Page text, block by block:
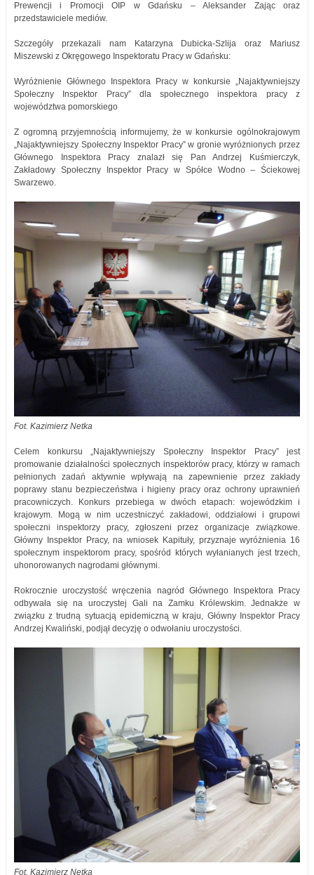
Prewencji i Promocji OIP w Gdańsku – Aleksander Zając oraz
przedstawiciele mediów.
Szczegóły przekazali nam Katarzyna Dubicka-Szlija oraz Mariusz
Miszewski z Okręgowego Inspektoratu Pracy w Gdańsku:
Wyróżnienie Głównego Inspektora Pracy w konkursie „Najaktywniejszy
Społeczny Inspektor Pracy” dla społecznego inspektora pracy z
województwa pomorskiego
Z ogromną przyjemnością informujemy, że w konkursie ogólnokrajowym
„Najaktywniejszy Społeczny Inspektor Pracy” w gronie wyróżnionych przez
Głównego Inspektora Pracy znalazł się Pan Andrzej Kuśmierczyk,
Zakładowy Społeczny Inspektor Pracy w Spółce Wodno – Ściekowej
Swarzewo.
Fot. Kazimierz Netka
Celem konkursu „Najaktywniejszy Społeczny Inspektor Pracy” jest
promowanie działalności społecznych inspektorów pracy, którzy w ramach
pełnionych zadań aktywnie wpływają na zapewnienie przez zakłady
poprawy stanu bezpieczeństwa i higieny pracy oraz ochrony uprawnień
pracowniczych. Konkurs przebiega w dwóch etapach: wojewódzkim i
krajowym. Mogą w nim uczestniczyć zakładowi, oddziałowi i grupowi
społeczni inspektorzy pracy, zgłoszeni przez organizacje związkowe.
Główny Inspektor Pracy, na wniosek Kapituły, przyznaje wyróżnienia 16
społecznym inspektorom pracy, spośród których wyłanianych jest trzech,
uhonorowanych nagrodami głównymi.
Rokrocznie uroczystość wręczenia nagród Głównego Inspektora Pracy
odbywała się na uroczystej Gali na Zamku Królewskim. Jednakże w
związku z trudną sytuacją epidemiczną w kraju, Główny Inspektor Pracy
Andrzej Kwaliński, podjął decyzję o odwołaniu uroczystości.
Fot. Kazimierz Netka